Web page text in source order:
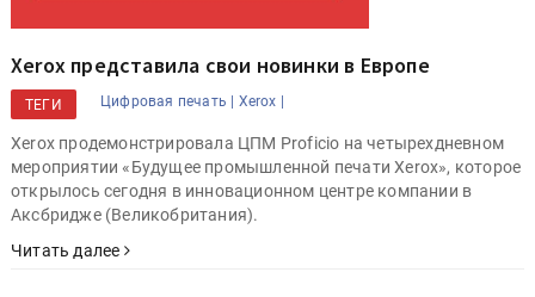
Xerox представила свои новинки в Европе
ТЕГИ Цифровая печать | Xerox |
Xerox продемонстрировала ЦПМ Proficio на четырехдневном
мероприятии «Будущее промышленной печати Xerox», которое
открылось сегодня в инновационном центре компании в
Аксбридже (Великобритания).
Читать далее